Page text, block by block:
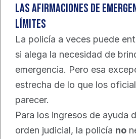
Las afirmaciones de
límites
La policía a veces puede
si alega la necesidad de
emergencia. Pero esa
estrecha de lo que los
parecer.
Para los ingresos de ayuda
orden judicial, la policía no